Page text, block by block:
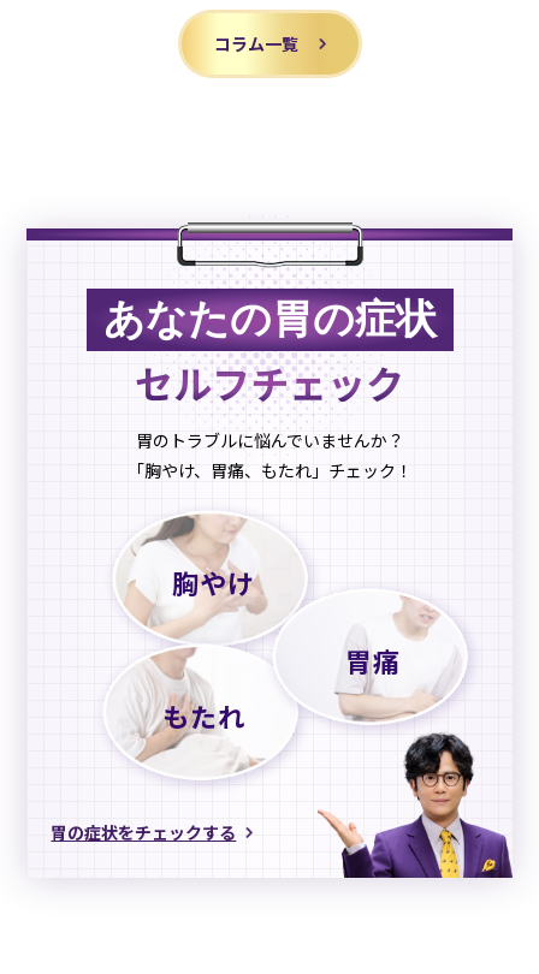
コラム一覧
あなたの胃の症状
セルフチェック
胃のトラブルに悩んでいませんか？
「胸やけ、胃痛、もたれ」チェック！
胸やけ
胃痛
もたれ
胃の症状をチェックする